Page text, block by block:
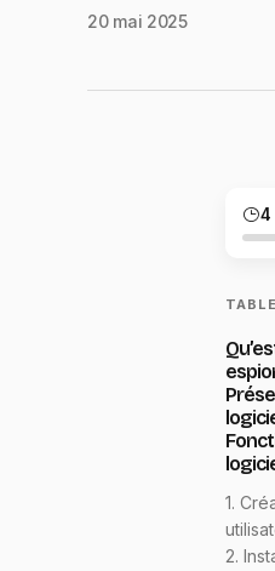
20 mai 2025
4
1.
2.